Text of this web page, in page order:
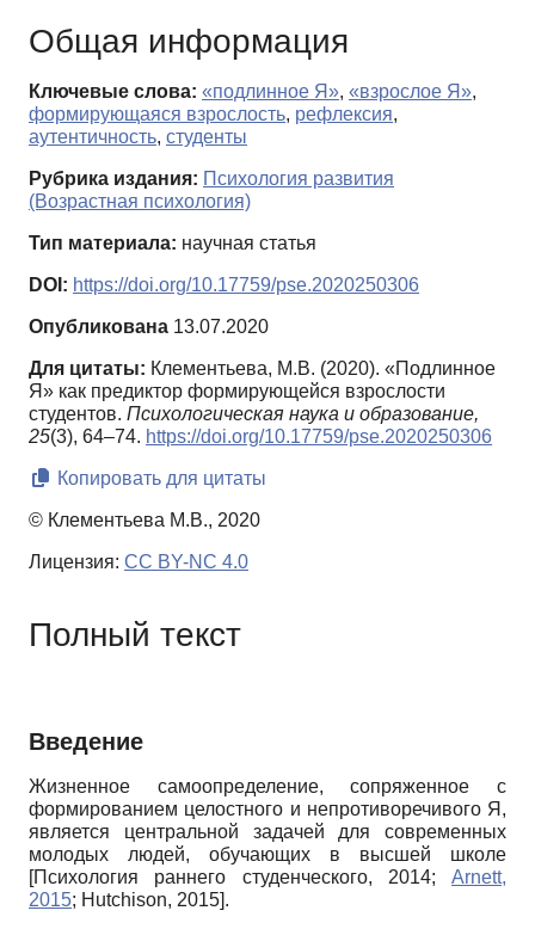
Общая информация
Ключевые слова: «подлинное Я», «взрослое Я»,
формирующаяся взрослость, рефлексия,
аутентичность, студенты
Рубрика издания: Психология развития
(Возрастная психология)
Тип материала: научная статья
DOI: https://doi.org/10.17759/pse.2020250306
Опубликована 13.07.2020
Для цитаты: Клементьева, М.В. (2020). «Подлинное
Я» как предиктор формирующейся взрослости
студентов. Психологическая наука и образование,
25(3), 64–74. https://doi.org/10.17759/pse.2020250306
Копировать для цитаты
© Клементьева М.В., 2020
Лицензия: CC BY-NC 4.0
Полный текст
Введение
Жизненное самоопределение, сопряженное с
формированием целостного и непротиворечивого Я,
является центральной задачей для современных
молодых людей, обучающих в высшей школе
[Психология раннего студенческого, 2014; Arnett,
2015; Hutchison, 2015].